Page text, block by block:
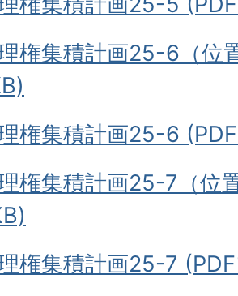
権集積計画25-6（位
権集積計画25-6
権集積計画25-7（位
権集積計画25-7